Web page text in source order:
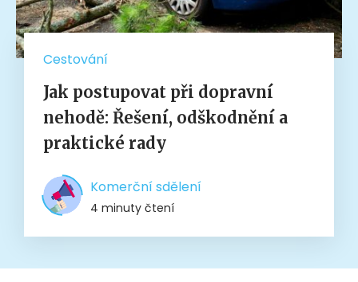
Cestování
Jak postupovat při dopravní
nehodě: Řešení, odškodnění a
praktické rady
Komerční sdělení
4 minuty čtení